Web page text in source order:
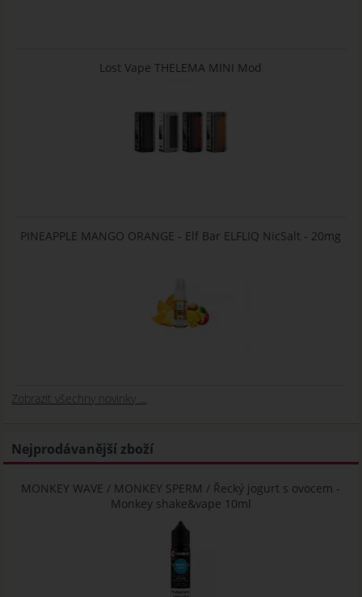
Lost Vape THELEMA MINI Mod
PINEAPPLE MANGO ORANGE - Elf Bar ELFLIQ NicSalt - 20mg
Zobrazit všechny novinky ...
Nejprodávanější zboží
MONKEY WAVE / MONKEY SPERM / Řecký jogurt s ovocem -
Monkey shake&vape 10ml